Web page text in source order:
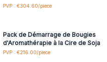
PVP : €304.60/piece
Connectez-vous ou
Pack de Démarrage de Bougies
d'Aromathérapie à la Cire de Soja
PVP : €216.00/piece